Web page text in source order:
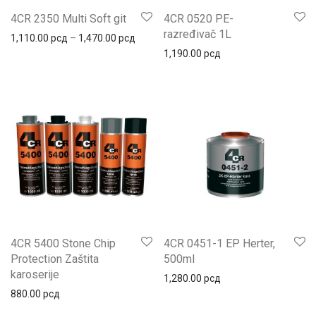
4CR 2350 Multi Soft git
1,110.00 рсд – 1,470.00 рсд Распон цена: од 1,110.00 рсд до
4CR 0520 PE-
razređivač 1L
1,190.00 рсд
4CR 5400 Stone Chip
Protection Zaštita
karoserije
880.00 рсд
4CR 0451-1 EP Herter,
500ml
1,280.00 рсд